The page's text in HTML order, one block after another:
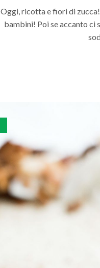
Oggi, ricotta e fiori di
bambini! Poi se accanto ci